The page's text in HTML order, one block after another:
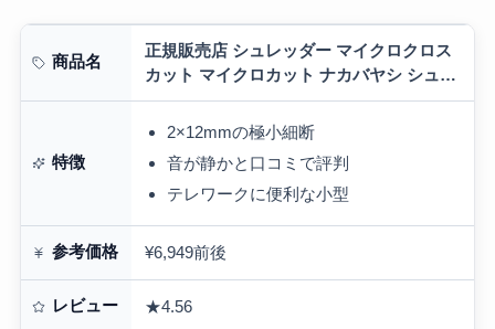
商品名
正規販売店 シュレッダー マイクロクロス
カット マイクロカット ナカバヤシ シュレ
ッダー 家庭用 電動 小型 電動 家庭用マイ
クロカットシュレッダー 静音 静か…
特徴
2×12mmの極小細断
音が静かと口コミで評判
テレワークに便利な小型
参考価格 ¥6,949前後
レビュー ★4.56